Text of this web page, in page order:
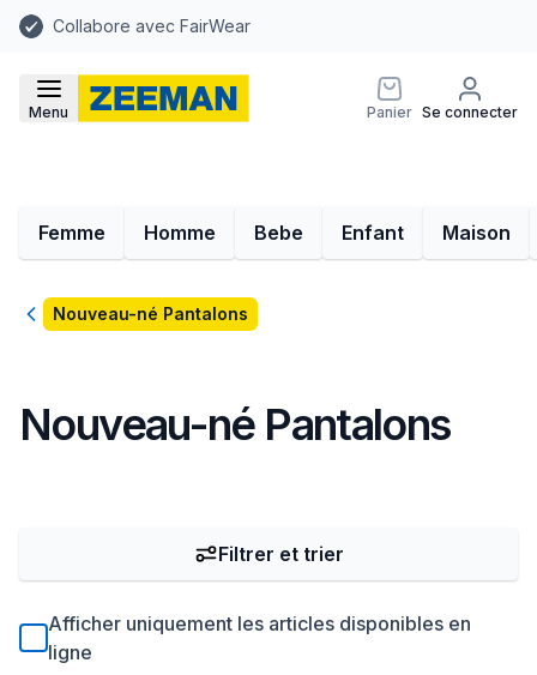
Collabore avec FairWear
Menu Panier Se connecter
Femme Homme Bebe Enfant Maison
RetourNouveau-né Pantalons
Nouveau-né Pantalons
Afficher uniquement les articles disponibles en
ligne
Filtrer et trier